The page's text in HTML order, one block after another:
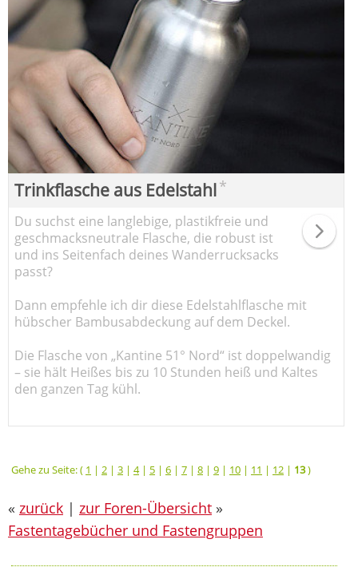
Trinkflasche aus Edelstahl*
Du suchst eine langlebige, plastikfreie und
geschmacksneutrale Flasche, die robust ist
und ins Seitenfach deines Wanderrucksacks
passt?
Dann empfehle ich dir diese Edelstahlflasche mit
hübscher Bambusabdeckung auf dem Deckel.
Die Flasche von „Kantine 51° Nord“ ist doppelwandig
– sie hält Heißes bis zu 10 Stunden heiß und Kaltes
den ganzen Tag kühl.
Gehe zu Seite: ( 1 | 2 | 3 | 4| 5 | 6 | 7 | 8 | 9 | 10 | 11 | 12 | 13)
« zurück | zur Foren-Übersicht »
Fastentagebücher und Fastengruppen